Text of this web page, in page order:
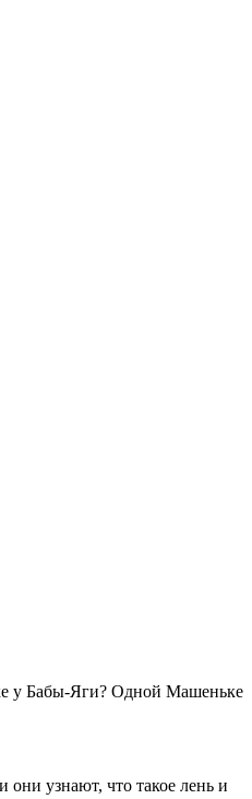
у Бабы-Яги? Одной Машеньке
узнают, что такое лень и